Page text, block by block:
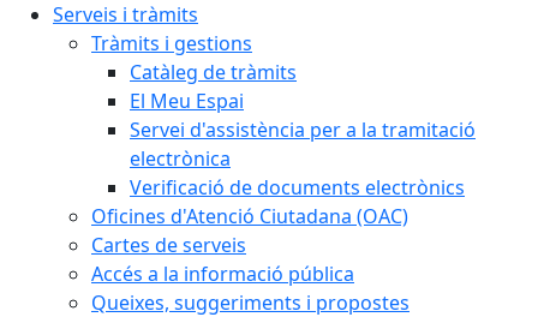
Serveis i tràmits
Tràmits i gestions
Catàleg de tràmits
El Meu Espai
Servei d'assistència per a la tramitació
electrònica
Verificació de documents electrònics
Oficines d'Atenció Ciutadana (OAC)
Cartes de serveis
Accés a la informació pública
Queixes, suggeriments i propostes